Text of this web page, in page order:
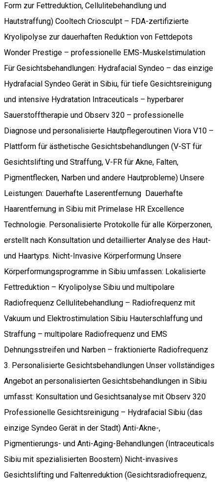
Form zur Fettreduktion, Cellulitebehandlung und
Hautstraffung) Cooltech Criosculpt – FDA-zertifizierte
Kryolipolyse zur dauerhaften Reduktion von Fettdepots
Wonder Prestige – professionelle EMS-Muskelstimulation
Für Gesichtsbehandlungen: Hydrafacial Syndeo – das einzige
Hydrafacial Syndeo Gerät in Sibiu, für tiefe Gesichtsreinigung
und intensive Hydratation Intraceuticals – hyperbarer
Sauerstofftherapie und Observ 320 – professionelle
Diagnose und personalisierte Hautpflegeroutinen Viora V10 –
Plattform für ästhetische Gesichtsbehandlungen (V-ST für
Gesichtslifting und Straffung, V-FR für Akne, Falten,
Pigmentflecken, Narben und andere Hautprobleme) Unsere
Leistungen: Dauerhafte Laserentfernung Dauerhafte
Haarentfernung in Sibiu mit Primelase HR Excellence
Technologie. Personalisierte Protokolle für alle Körperzonen,
erstellt nach Konsultation und detaillierter Analyse des Haut-
und Haartyps. Nicht-Invasive Körperformung Unsere
Körperformungsprogramme in Sibiu umfassen: Lokalisierte
Fettreduktion – Kryolipolyse Sibiu und multipolare
Radiofrequenz Cellulitebehandlung – Radiofrequenz mit
Vakuum und Elektrostimulation Sibiu Hauterschlaffung und
Straffung – multipolare Radiofrequenz und EMS
Dehnungsstreifen und Narben – fraktionierte Radiofrequenz
3. Personalisierte Gesichtsbehandlungen Unser vollständiges
Angebot an personalisierten Gesichtsbehandlungen in Sibiu
umfasst: Konsultation und Gesichtsanalyse mit Observ 320
Professionelle Gesichtsreinigung – Hydrafacial Sibiu (das
einzige Syndeo Gerät in der Stadt) Anti-Akne-,
Pigmentierungs- und Anti-Aging-Behandlungen (Intraceuticals
Sibiu mit spezialisierten Boostern) Nicht-invasives
Gesichtslifting und Faltenreduktion (Gesichtsradiofrequenz,